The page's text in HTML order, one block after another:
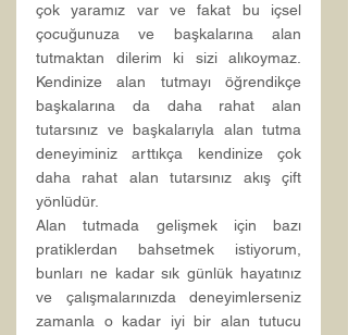
çok yaramız var ve fakat bu içsel
çocuğunuza ve başkalarına alan
tutmaktan dilerim ki sizi alıkoymaz.
Kendinize alan tutmayı öğrendikçe
başkalarına da daha rahat alan
tutarsınız ve başkalarıyla alan tutma
deneyiminiz arttıkça kendinize çok
daha rahat alan tutarsınız akış çift
yönlüdür.
Alan tutmada gelişmek için bazı
pratiklerdan bahsetmek istiyorum,
bunları ne kadar sık günlük hayatınız
ve çalışmalarınızda deneyimlerseniz
zamanla o kadar iyi bir alan tutucu